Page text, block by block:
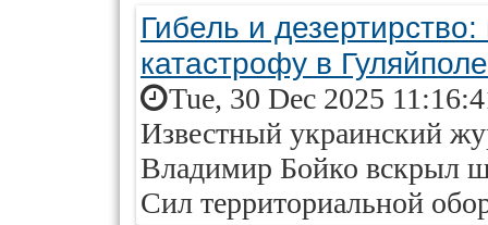
Гибель и
катастрофу в Гуляйполе
Tue, 30 Dec 2025
Известный украинский
Владимир Бойко вскрыл
Сил территориальной